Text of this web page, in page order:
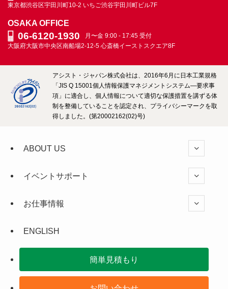
東京都渋谷区宇田川町10-2 いちご渋谷宇田川町ビル7F
OSAKA OFFICE
06-6120-1930
月〜金 9:00 - 17:45 受付
大阪府大阪市中央区南船場2-12-5 心斎橋イーストスクエア8F
アシスト・ジャパン株式会社は、2016年6月に日本工業規格
「JIS Q 15001個人情報保護マネジメントシステム―要求事
項」に適合し、個人情報について適切な保護措置を講ずる体
制を整備していることを認定され、プライバシーマークを取
得しました。(第20002162(02)号)
ABOUT US
イベントサポート
お仕事情報
ENGLISH
簡単見積もり